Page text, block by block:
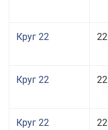
Круг 22 22
Круг 22 22
Круг 22 22